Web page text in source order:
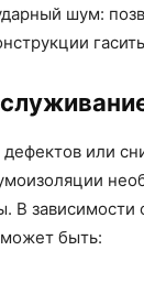
шум:
или
В зависимости
быть: